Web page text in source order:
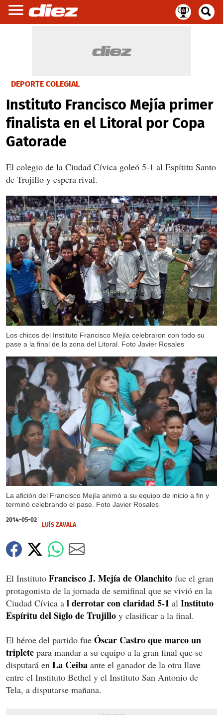
DEPORTE COLEGIAL
Instituto Francisco Mejía primer
finalista en el Litoral por Copa
Gatorade
El colegio de la Ciudad Cívica goleó 5-1 al Espítitu Santo
de Trujillo y espera rival.
Los chicos del Instituto Francisco Mejía celebraron con todo su
pase a la final de la zona del Litoral. Foto Javier Rosales
La afición del Francisco Mejía animó a su equipo de inicio a fin y
terminó celebrando el pase. Foto Javier Rosales
X
2014-05-02
LUÍS ZAVALA
El Instituto Francisco J. Mejía de Olanchito fue el gran
protagonista de la jornada de semifinal que se vivió en la
Ciudad Cívica a l derrotar con claridad 5-1 al Instituto
Espíritu del Siglo de Trujillo y clasificar a la final.
El héroe del partido fue Óscar Castroque marco un
triplete para mandar a su equipo a la gran final que se
disputará en La Ceiba ante el ganador de la otra llave
entre el Instituto Bethel y el Instituto San Antonio de
Tela, a disputarse mañana.